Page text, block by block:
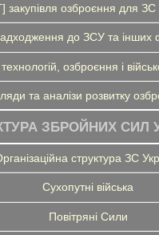
закупівля озброєння для ЗС
до ЗСУ та інших
озброєння і
та аналізи розвитку
ЗБРОЙНИХ СИЛ
структура ЗС
Сухопутні війська
Повітряні Сили